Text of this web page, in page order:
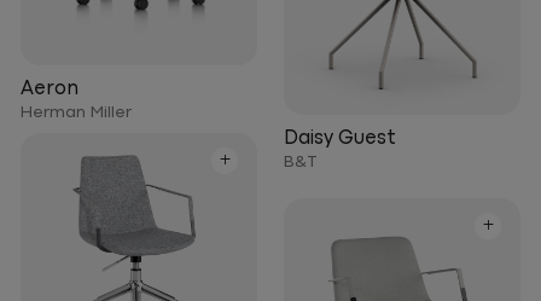
Aeron
Herman Miller
Daisy Guest
B&T
+
+